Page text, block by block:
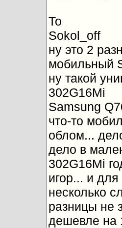
То
Sokol_off
ну это 2
мобильный
ну такой
302G16Mi
Samsung
что-то
облом...
дело в
302G16Mi
игор... и
несколько
разницы не
дешевле на